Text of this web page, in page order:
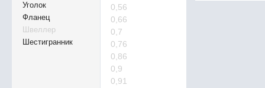
Уголок
Фланец
Швеллер
Шестигранник
0,56
0,66
0,7
0,76
0,86
0,9
0,91